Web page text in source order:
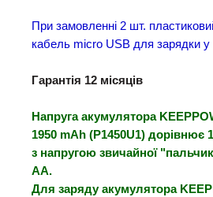
При замовленні 2 шт.
кабель micro USB для зарядки у
Гарантія 12 місяців
Напруга акумулятора
1950 mAh (P1450U1) дорівнює
з напругою звичайної
АА.
Для заряду акумулятора